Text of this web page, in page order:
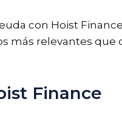
con Hoist
más relevantes que
Finance